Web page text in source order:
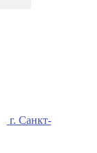
г. Санкт-